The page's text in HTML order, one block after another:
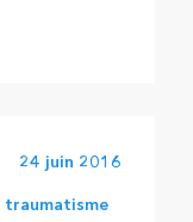
24 juin 2016
traumatisme